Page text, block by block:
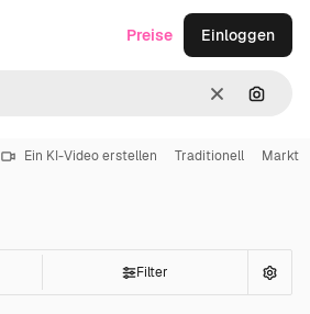
LöschenNach
Preise Einloggen
Ein KI-Video erstellen Traditionell Markt
Filter